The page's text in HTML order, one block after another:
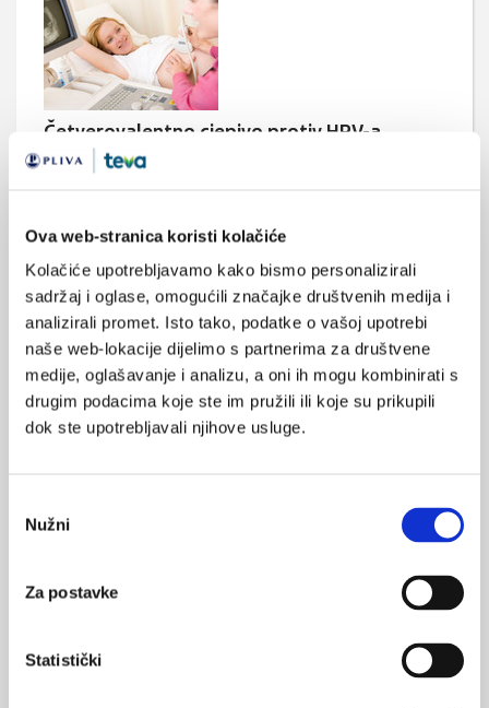
Ova web-stranica koristi kolačiće
Kolačiće upotrebljavamo kako bismo personalizirali
sadržaj i oglase, omogućili značajke društvenih medija i
analizirali promet. Isto tako, podatke o vašoj upotrebi
naše web-lokacije dijelimo s partnerima za društvene
medije, oglašavanje i analizu, a oni ih mogu kombinirati s
drugim podacima koje ste im pružili ili koje su prikupili
dok ste upotrebljavali njihove usluge.
pristanka
Nužni
Za postavke
Statistički
Četverovalentno cjepivo protiv HPV-a
sigurno je za trudnice
cjepiva u trudnoći, stoga je bilo potrebno prikupiti više
nije moguće postići isključivo cijepljenjem djevojčica, zaključak
je studije provedene u Nizozemskoj.